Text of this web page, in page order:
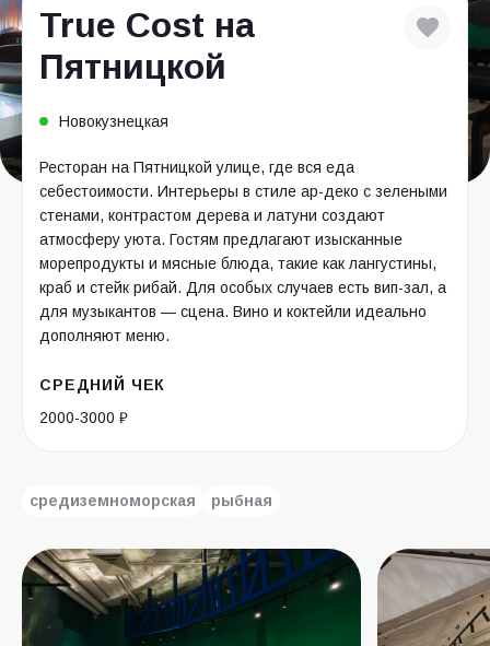
True Cost на
Пятницкой
Новокузнецкая
Ресторан на Пятницкой улице, где вся еда
себестоимости. Интерьеры в стиле ар-деко с зелеными
стенами, контрастом дерева и латуни создают
атмосферу уюта. Гостям предлагают изысканные
морепродукты и мясные блюда, такие как лангустины,
краб и стейк рибай. Для особых случаев есть вип-зал, а
для музыкантов — сцена. Вино и коктейли идеально
дополняют меню.
СРЕДНИЙ ЧЕК
2000-3000 ₽
средиземноморская рыбная